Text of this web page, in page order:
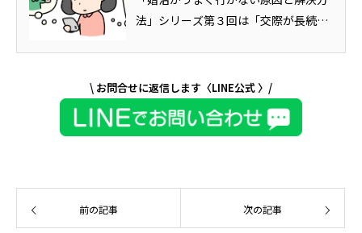
法」シリーズ第３回は「交際が長続き
\ お問合せに返信します〈LINE公式 〉/
前の記事 次の記事